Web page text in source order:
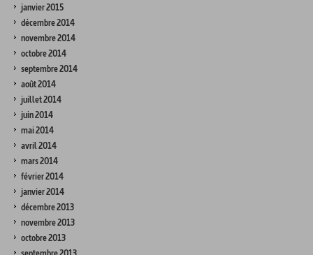
janvier 2015
décembre 2014
novembre 2014
octobre 2014
septembre 2014
août 2014
juillet 2014
juin 2014
mai 2014
avril 2014
mars 2014
février 2014
janvier 2014
décembre 2013
novembre 2013
octobre 2013